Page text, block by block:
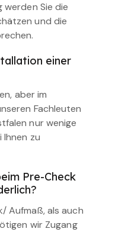
Sie die
und die
einer
aber im
Fachleuten
nur wenige
Ihnen zu
Pre-Check
Aufmaß, als auch
wir Zugang